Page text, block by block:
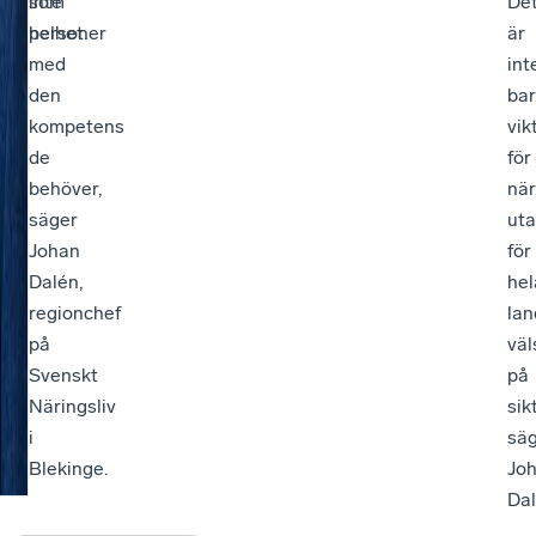
helhet.
personer
med
den
kompetens
de
behöver,
säger
Johan
Dalén,
regionchef
på
Svenskt
Näringsliv
i
Blekinge.
är
för
för
på